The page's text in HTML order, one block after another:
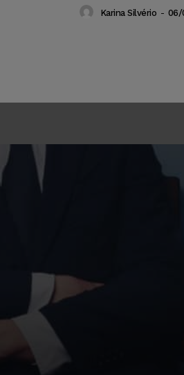
Karina Silvério - 06/